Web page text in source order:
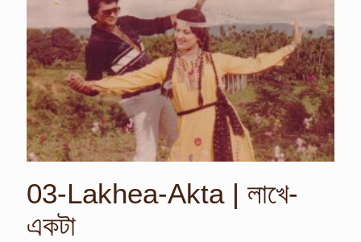
03-Lakhea-Akta | লাখে-
একটা